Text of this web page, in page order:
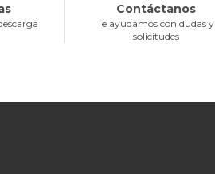
Contáctanos
Te ayudamos con dudas y
solicitudes